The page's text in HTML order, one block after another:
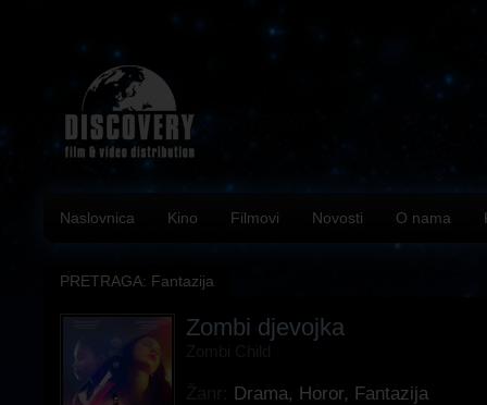
Naslovnica Kino Filmovi Novosti O nama
PRETRAGA: Fantazija
Zombi djevojka
Drama, Horor, Fantazija